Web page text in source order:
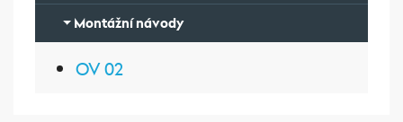
Montážní návody
OV 02